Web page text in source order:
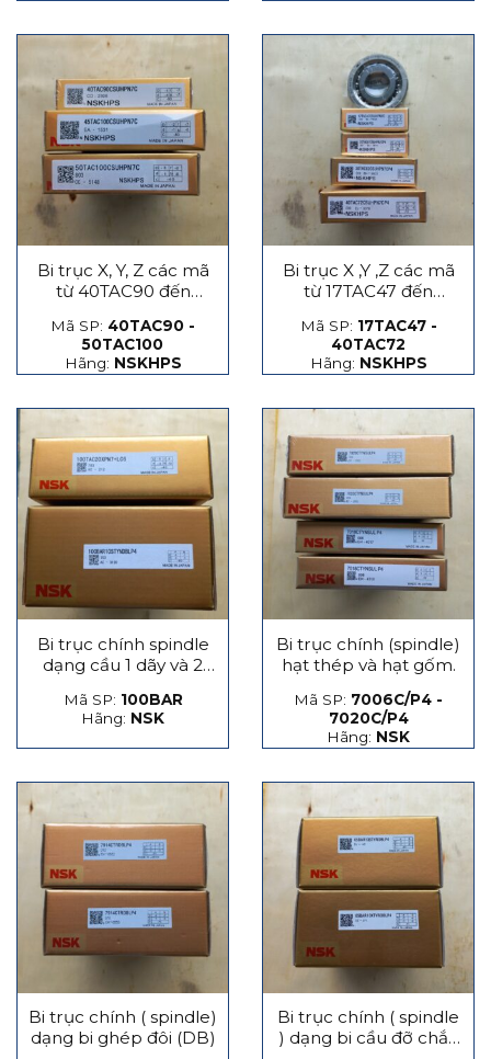
Bi trục X, Y, Z các mã
từ 40TAC90 đến
Mã SP: 40TAC90 -
50TAC100
Hãng: NSKHPS
Bi trục X ,Y ,Z các mã
từ 17TAC47 đến
Mã SP: 17TAC47 -
40TAC72
Hãng: NSKHPS
Bi trục chính spindle
dạng cầu 1 dãy và 2
Mã SP: 100BAR
Hãng: NSK
Bi trục chính (spindle)
hạt thép và hạt gốm.
Mã SP: 7006C/P4 -
7020C/P4
Hãng: NSK
Bi trục chính ( spindle)
dạng bi ghép đôi (DB)
Bi trục chính ( spindle
) dạng bi cầu đỡ chắn